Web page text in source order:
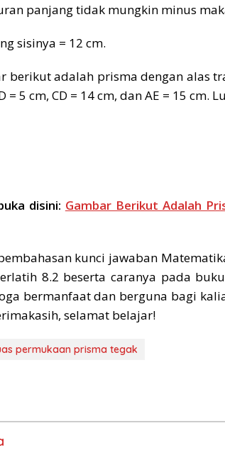
panjang tidak mungkin minus
sisinya = 12 cm.
berikut adalah prisma dengan alas
= 5 cm, CD = 14 cm, dan AE = 15
disini: Gambar Berikut Adalah
kunci jawaban
8.2 beserta caranya pada
bermanfaat dan berguna bagi
selamat belajar!
permukaan prisma tegak